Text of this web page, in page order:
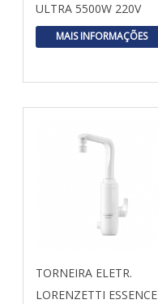
ULTRA 5500W 220V
MAIS INFORMAÇÕES
TORNEIRA ELETR.
LORENZETTI ESSENCE